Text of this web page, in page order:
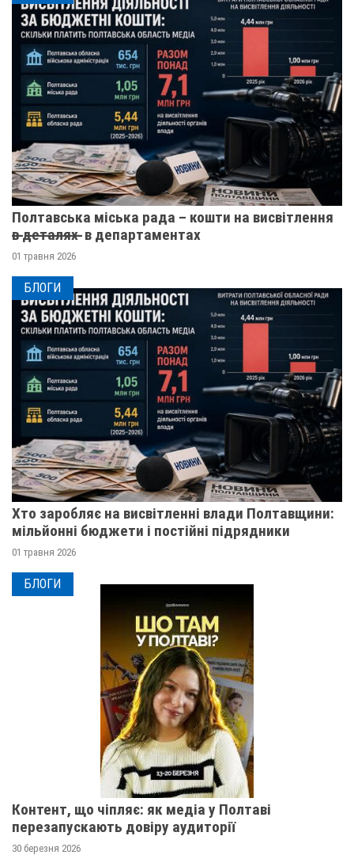
Полтавська міська рада – кошти на висвітлення
в̶ ̶д̶е̶т̶а̶л̶я̶х̶ ̶ в департаментах
01 травня 2026
БЛОГИ
Хто заробляє на висвітленні влади Полтавщини:
мільйонні бюджети і постійні підрядники
01 травня 2026
БЛОГИ
Контент, що чіпляє: як медіа у Полтаві
перезапускають довіру аудиторії
30 березня 2026